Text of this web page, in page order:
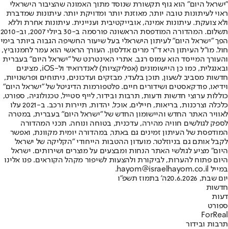
"ישראל היום" הוא גוף תקשורת שנוסד מתוך האמונה שהציבור הישראלי
ראוי לעיתונות טובה יותר, מאוזנת יותר ומדויקת יותר. עיתונות שמדברת
ולא צועקת. עיתונות אמינה, אובייקטיבית ועניינית. עיתונות אחרת וללא
תשלום. המהדורה המודפסת הראשונה פורסמה ב-30 ביולי 2007, וב-2010
הפך "ישראל היום" לעיתון הישראלי בעל שיעור החשיפה הגבוה ביותר בימי
חול. מו"ל העיתון היא ד"ר מרים אדלסון. העורך הראשי הוא עמר לחמנוביץ,
והעורך המייסד הוא עמוס רגב. אתרי האינטרנט של "ישראל היום" בעברית
ובאנגלית, כמו כן היישומונים (אפליקציות) לאנדרואיד ול-iOS, מציגים
חדשות מסביב לשעון, תוכן בלעדי, מבזקים ועדכונים, ניתוחים ופרשנויות,
וידיאו, פודקאסטים ושידורים חיים. פלטפורמות הדיגיטל של "ישראל היום"
כוללות ערוצי חדשות ודעות, תרבות ובידור, לייף סטייל, טכנולוגיה, ספורט,
כלכלה וצרכנות, בריאות, חיילים, אוכל, יהדות, תיירות ורכב. ב-2021 עלו
לאוויר האתר החדש והיישומון החדש של "ישראל היום" בעברית, במטרה
לספק לגולשים חוויה מהירה, עדכנית, בטוחה ונוחה. תכני המהדורה
המודפסת של העיתון זמינים גם באתר, במהדורה יומית מקוונת, ואפשר
לקבל אותם גם בניוזלטר. מועדון ההטבות הייחודי "הקליקה של ישראל
היום" מציע לגולשי האתר הנחות ומבצעים על מוצרים ושירותים. ישראל
היום פתוח להערות, לביקורת ולהצעות לשיפור מקהל הקוראים. פנו אלינו
במייל hayom@israelhayom.co.il.
יום שבת, 20.6.2026
ה' בתמוז תשפ"ו
חדשות
דעות
ספורט
ForReal
תרבות ובידור